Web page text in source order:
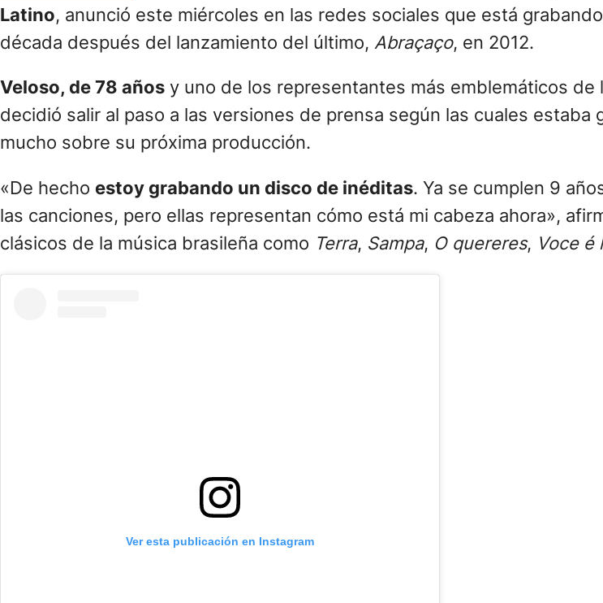
Latino, anunció este miércoles en las redes sociales que está
década después del lanzamiento del último, Abraçaço, en 2012.
Veloso, de 78 años y uno de los representantes más emblemáticos de
decidió salir al paso a las versiones de prensa según las cuales
mucho sobre su próxima producción.
«De hecho estoy grabando un disco de inéditas. Ya se cumplen 9
las canciones, pero ellas representan cómo está mi cabeza ahora»,
clásicos de la música brasileña como Terra, Sampa, O quereres, Voce é
Ver esta publicación en Instagram